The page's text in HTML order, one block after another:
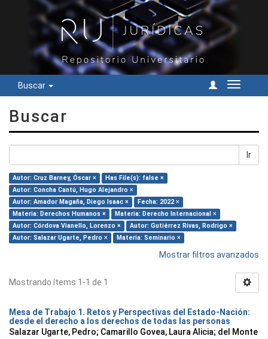
Buscar
Cambiar
Buscar
Ir
Autor: Cruz Barney, Óscar ×
Has File(s): false ×
Autor: Concha Cantú, Hugo Alejandro ×
Autor: Amador Magaña, Diego Isaac ×
Fecha: 2022 ×
Materia: Derechos Humanos ×
Materia: Derecho Internacional ×
Autor: Córdova Vianello, Lorenzo ×
Autor: Gutiérrez Rivas, Rodrigo ×
Autor: Salazar Ugarte, Pedro ×
Materia: Seminario ×
Mostrar filtros avanzados
Mostrando ítems 1-1 de 1
Mesa de Trabajo 1. Retos y Perspectivas del Estado-Nación:
desde el derecho a los derechos de todas las personas
Salazar Ugarte, Pedro; Camarillo Govea, Laura Alicia; del Monte